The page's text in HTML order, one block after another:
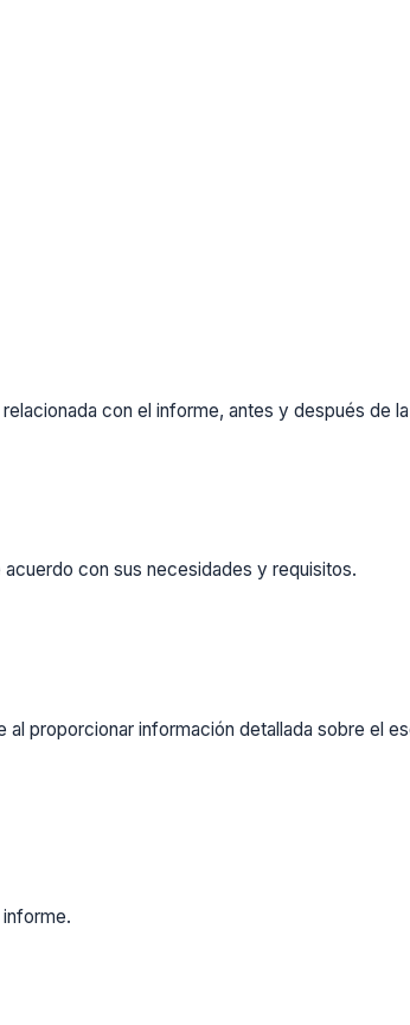
con el informe, antes y después de
con sus necesidades y requisitos.
proporcionar información detallada sobre el